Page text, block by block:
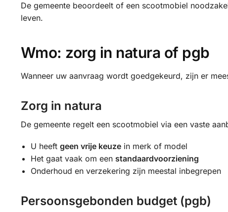
De gemeente beoordeelt of een scootmobiel
leven.
Wmo: zorg in natura of pgb
Wanneer uw aanvraag wordt goedgekeurd, zijn er
Zorg in natura
De gemeente regelt een scootmobiel via een vaste
U heeft geen vrije keuzein merk of model
Het gaat vaak om een standaardvoorziening
Onderhoud en verzekering zijn meestal inbegrepen
Persoonsgebonden budget (pgb)